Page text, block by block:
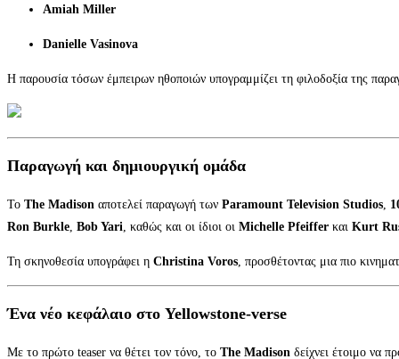
Amiah Miller
Danielle Vasinova
Η παρουσία τόσων έμπειρων ηθοποιών υπογραμμίζει τη φιλοδοξία της
Παραγωγή και δημιουργική ομάδα
Το The Madison αποτελεί παραγωγή των Paramount Television Studios
Ron Burkle Bob Yari , καθώς και οι ίδιοι οι Michelle Pfeiffer και Kurt
Τη σκηνοθεσία υπογράφει η Christina Voros , προσθέτοντας μια πιο
Ένα νέο κεφάλαιο στο Yellowstone-verse
Με το πρώτο teaser να θέτει τον τόνο, το The Madison δείχνει έτοιμο να